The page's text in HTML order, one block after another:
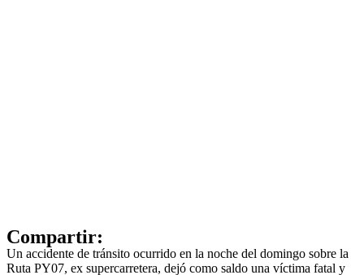
Compartir:
Un accidente de tránsito ocurrido en la noche del domingo sobre la
Ruta PY07, ex supercarretera, dejó como saldo una víctima fatal y